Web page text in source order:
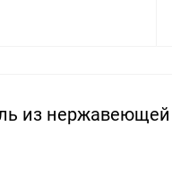
из нержавеющей